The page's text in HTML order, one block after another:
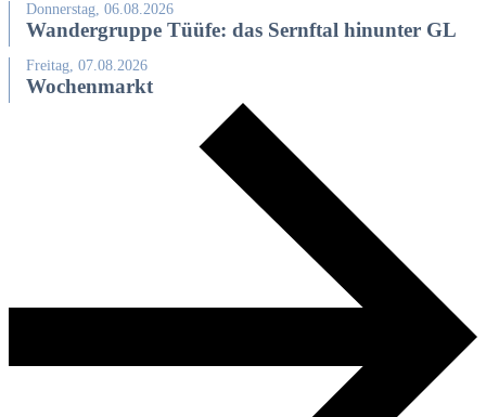
Donnerstag, 06.08.2026
Wandergruppe Tüüfe: das Sernftal hinunter GL
Freitag, 07.08.2026
Wochenmarkt